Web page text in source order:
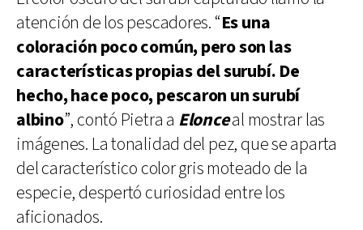
atención de los pescadores. “Es una
coloración poco común, pero son las
características propias del surubí. De
hecho, hace poco, pescaron un surubí
albino”, contó Pietra a Elonceal mostrar las
imágenes. La tonalidad del pez, que se aparta
del característico color gris moteado de la
especie, despertó curiosidad entre los
aficionados.